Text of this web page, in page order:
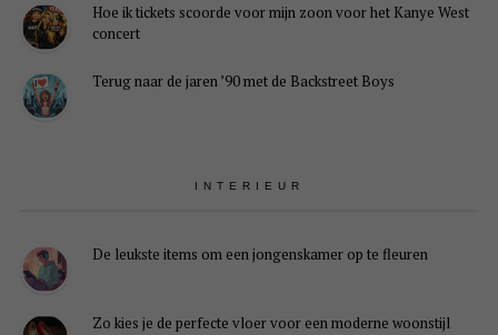
Hoe ik tickets scoorde voor mijn zoon voor het Kanye West
concert
Terug naar de jaren ’90 met de Backstreet Boys
INTERIEUR
De leukste items om een jongenskamer op te fleuren
Zo kies je de perfecte vloer voor een moderne woonstijl